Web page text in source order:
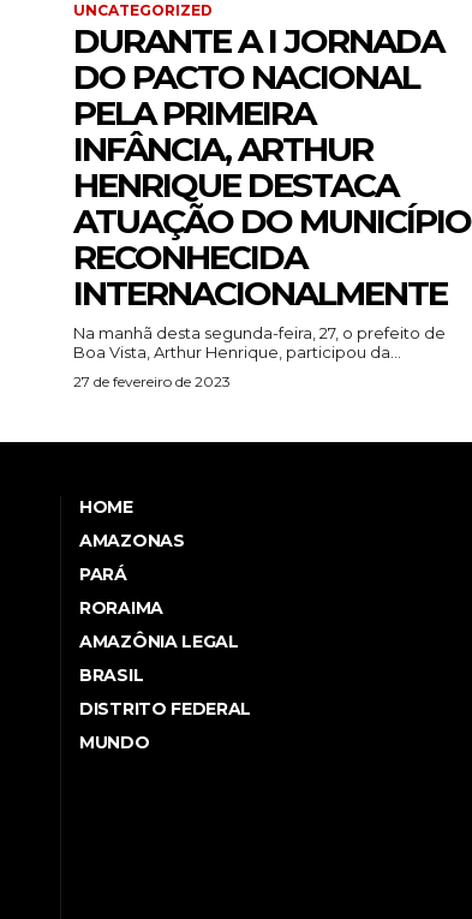
UNCATEGORIZED
DURANTE A I JORNADA
DO PACTO NACIONAL
PELA PRIMEIRA
INFÂNCIA, ARTHUR
HENRIQUE DESTACA
ATUAÇÃO DO MUNICÍPIO
RECONHECIDA
INTERNACIONALMENTE
Na manhã desta segunda-feira, 27, o prefeito de
Boa Vista, Arthur Henrique, participou da...
27 de fevereiro de 2023
HOME
AMAZONAS
PARÁ
RORAIMA
AMAZÔNIA LEGAL
BRASIL
DISTRITO FEDERAL
MUNDO